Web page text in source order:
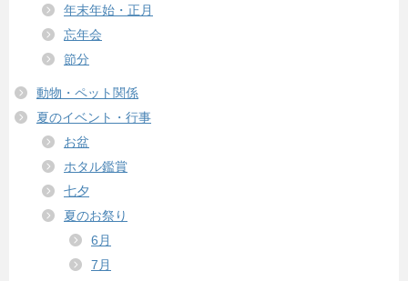
年末年始・正月
忘年会
節分
動物・ペット関係
夏のイベント・行事
お盆
ホタル鑑賞
七夕
夏のお祭り
6月
7月